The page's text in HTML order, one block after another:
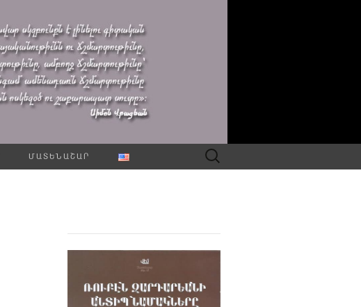
ՄԱՏԵՆԱՇԱՐ Որոնել՝